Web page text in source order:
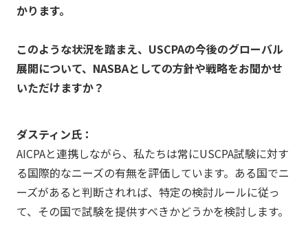
かります。
このような状況を踏まえ、USCPAの今後のグローバル
展開について、NASBAとしての方針や戦略をお聞かせ
いただけますか？
ダスティン氏：
AICPAと連携しながら、私たちは常にUSCPA試験に対す
る国際的なニーズの有無を評価しています。ある国でニ
ーズがあると判断されれば、特定の検討ルールに従っ
て、その国で試験を提供すべきかどうかを検討します。